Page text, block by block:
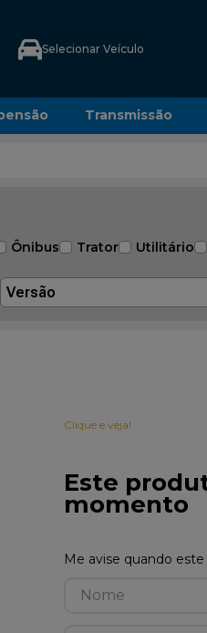
Selecionar Veículo
Transmissão
Ônibus Trator Utilitário
Versão
Clique e veja!
Este
momento